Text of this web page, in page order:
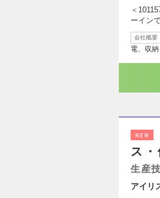
＜
ーイン
会社概要
電、収
NEW
ス
生産
アイリ